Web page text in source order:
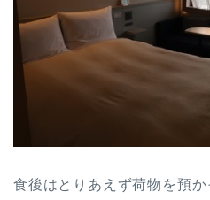
食後はとりあえず荷物を預か